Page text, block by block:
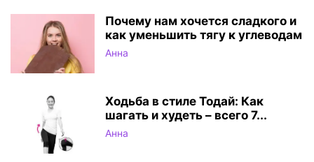
Почему нам хочется сладкого и
как уменьшить тягу к углеводам
Анна
Ходьба в стиле Тодай: Как
шагать и худеть – всего 7...
Анна